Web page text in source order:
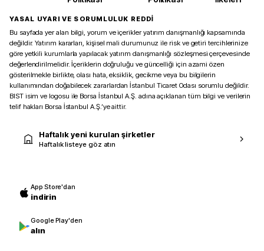
YASAL UYARI VE SORUMLULUK REDDİ
Bu sayfada yer alan bilgi, yorum ve içerikler yatırım danışmanlığı kapsamında
değildir. Yatırım kararları, kişisel mali durumunuz ile risk ve getiri tercihlerinize
göre yetkili kurumlarla yapılacak yatırım danışmanlığı sözleşmesi çerçevesinde
değerlendirilmelidir. İçeriklerin doğruluğu ve güncelliği için azami özen
gösterilmekle birlikte, olası hata, eksiklik, gecikme veya bu bilgilerin
kullanımından doğabilecek zararlardan İstanbul Ticaret Odası sorumlu değildir.
BIST isim ve logosu ile Borsa İstanbul A.Ş. adına açıklanan tüm bilgi ve verilerin
telif hakları Borsa İstanbul A.Ş.’ye aittir.
Haftalık yeni kurulan şirketler
Haftalık listeye göz atın
App Store'dan
indirin
Google Play'den
alın